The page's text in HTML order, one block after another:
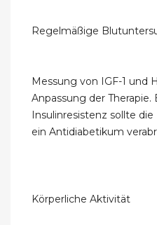
Regelmäßige
Messung von IGF-1 und
Anpassung der Therapie.
Insulinresistenz sollte
ein Antidiabetikum
Körperliche Aktivität